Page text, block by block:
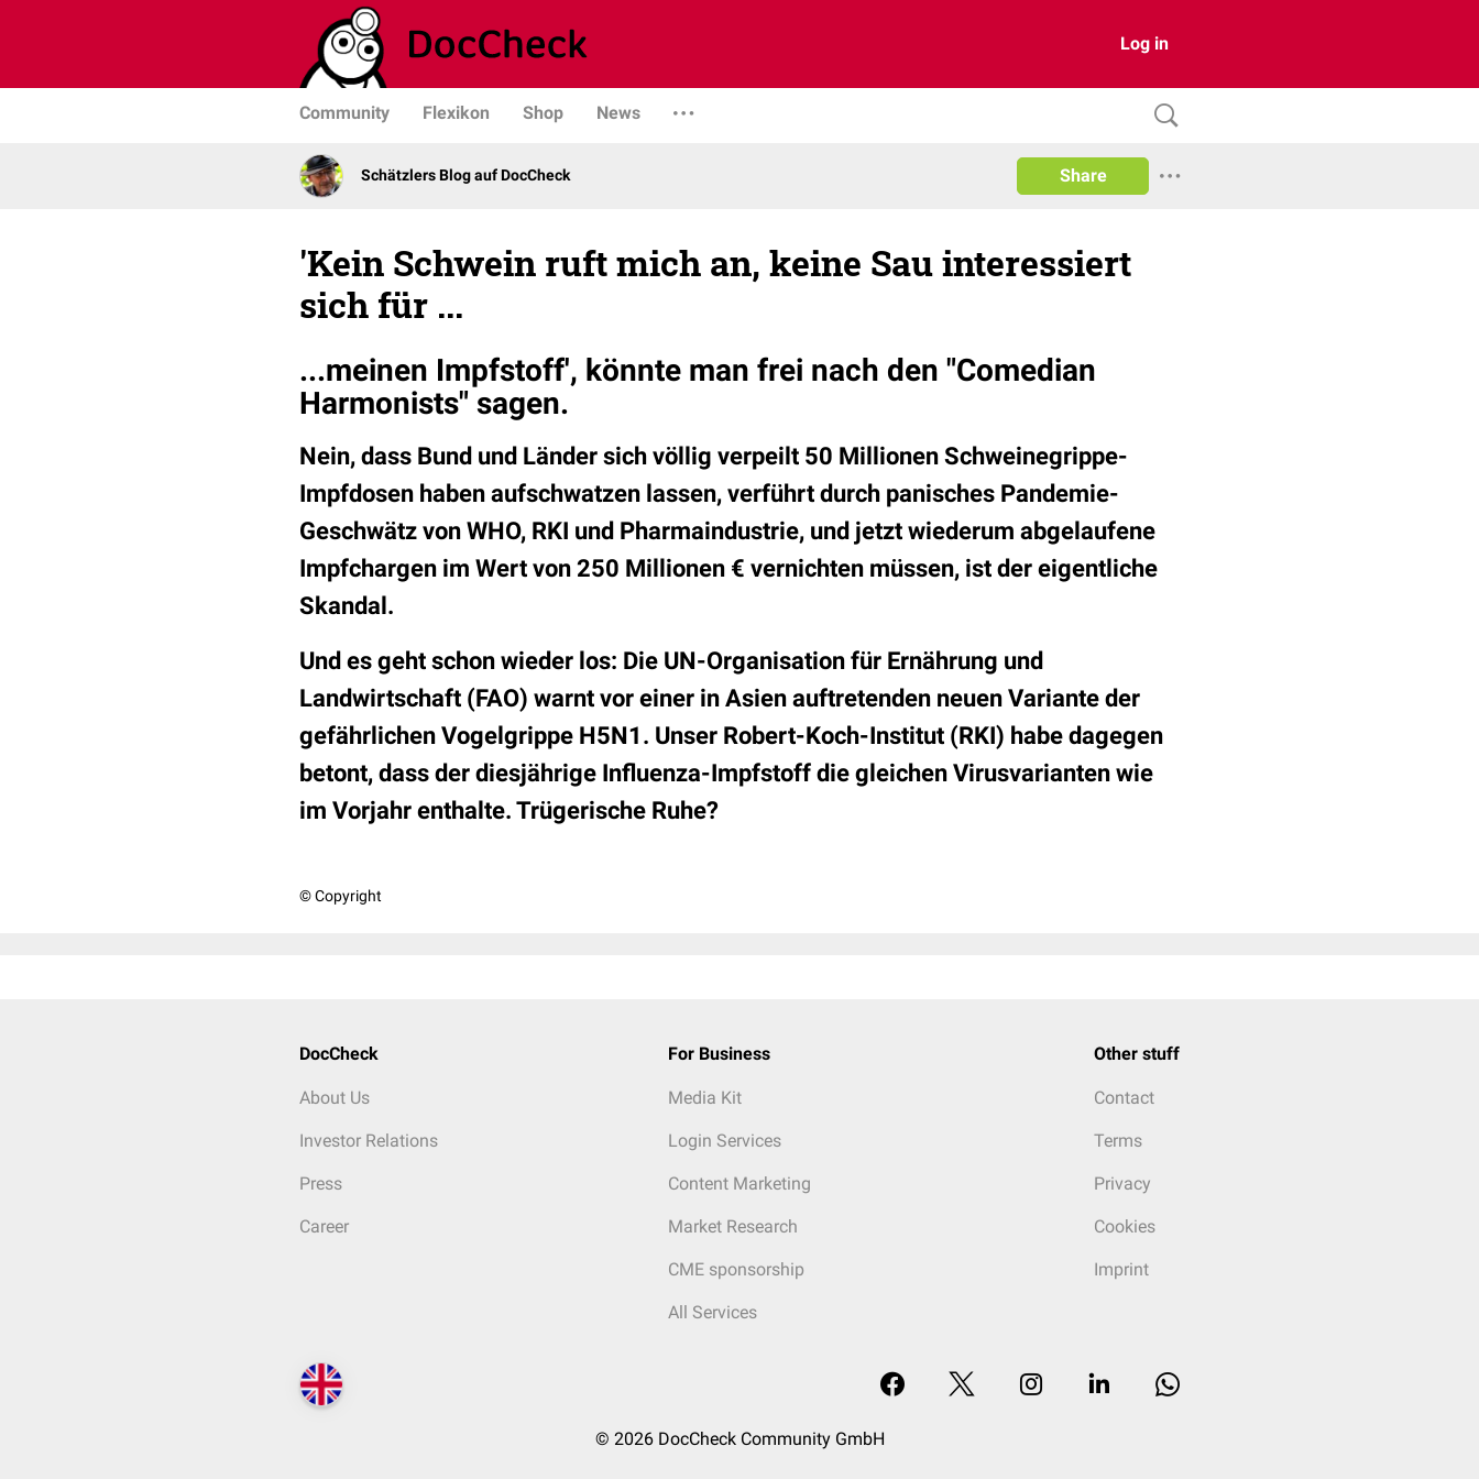
Log in
Community Flexikon Shop News
Schätzlers Blog auf DocCheck Share
'Kein Schwein ruft mich an, keine Sau interessiert
sich für ...
...meinen Impfstoff', könnte man frei nach den "Comedian
Harmonists" sagen.
Nein, dass Bund und Länder sich völlig verpeilt 50 Millionen Schweinegrippe-
Impfdosen haben aufschwatzen lassen, verführt durch panisches Pandemie-
Geschwätz von WHO, RKI und Pharmaindustrie, und jetzt wiederum abgelaufene
Impfchargen im Wert von 250 Millionen € vernichten müssen, ist der eigentliche
Skandal.
Und es geht schon wieder los: Die UN-Organisation für Ernährung und
Landwirtschaft (FAO) warnt vor einer in Asien auftretenden neuen Variante der
gefährlichen Vogelgrippe H5N1. Unser Robert-Koch-Institut (RKI) habe dagegen
betont, dass der diesjährige Influenza-Impfstoff die gleichen Virusvarianten wie
im Vorjahr enthalte. Trügerische Ruhe?
© Copyright
DocCheck
About Us
Investor Relations
Press
Career
For Business
Media Kit
Login Services
Content Marketing
Market Research
CME sponsorship
All Services
Other stuff
Contact
Terms
Privacy
Cookies
Imprint
© 2026 DocCheck Community GmbH